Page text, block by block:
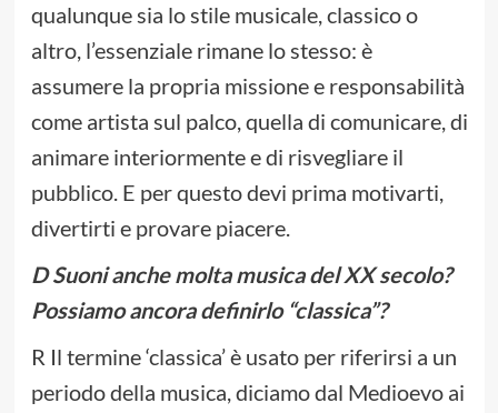
qualunque sia lo stile musicale, classico o
altro, l’essenziale rimane lo stesso: è
assumere la propria missione e responsabilità
come artista sul palco, quella di comunicare, di
animare interiormente e di risvegliare il
pubblico. E per questo devi prima motivarti,
divertirti e provare piacere.
D Suoni anche molta musica del XX secolo?
Possiamo ancora definirlo “classica”?
R Il termine ‘classica’ è usato per riferirsi a un
periodo della musica, diciamo dal Medioevo ai